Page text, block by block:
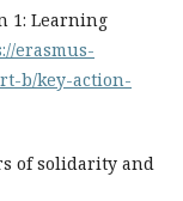
1: Learning
erasmus-
b/key-action-
of solidarity and